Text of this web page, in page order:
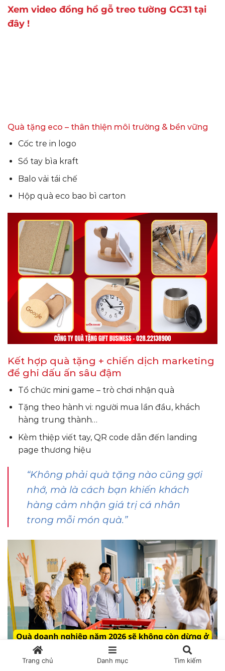
Xem video đồng hồ gỗ treo tường GC31 tại
đây !
Quà tặng eco – thân thiện môi trường & bền vững
Cốc tre in logo
Sổ tay bìa kraft
Balo vải tái chế
Hộp quà eco bao bì carton
Kết hợp quà tặng + chiến dịch marketing
để ghi dấu ấn sâu đậm
Tổ chức mini game – trò chơi nhận quà
Tặng theo hành vi: người mua lần đầu, khách
hàng trung thành…
Kèm thiệp viết tay, QR code dẫn đến landing
page thương hiệu
“Không phải quà tặng nào cũng gợi
nhớ, mà là cách bạn khiến khách
hàng cảm nhận giá trị cá nhân
trong mỗi món quà.”
Trang chủ Danh mục Tìm kiếm